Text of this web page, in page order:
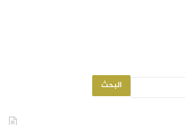
البحث